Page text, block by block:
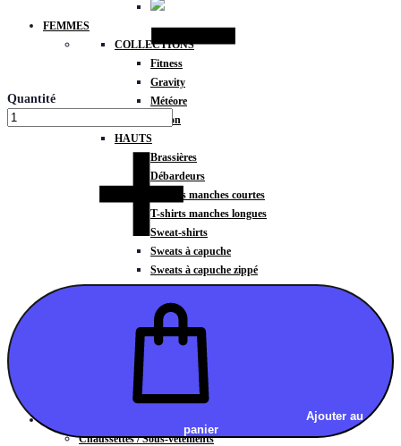
FEMMES
COLLECTIONS
Fitness
Gravity
Météore
Action
HAUTS
Brassières
Débardeurs
T-shirts manches courtes
T-shirts manches longues
Sweat-shirts
Sweats à capuche
Sweats à capuche zippé
Vestes
Jupes
Shorts
CARTES CADEAUX
Chaussettes / Sous-vêtements
Quantité
Ajouter au
panier